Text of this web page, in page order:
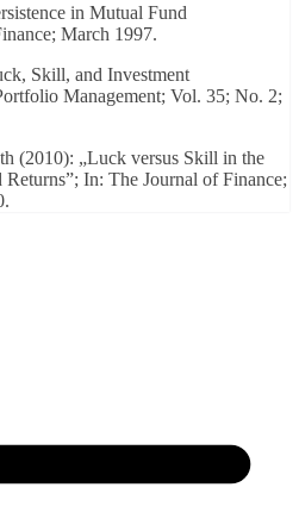
in Mutual Fund
March 1997.
Skill, and Investment
Management; Vol. 35; No. 2;
(2010): „Luck versus Skill in the
In: The Journal of Finance;